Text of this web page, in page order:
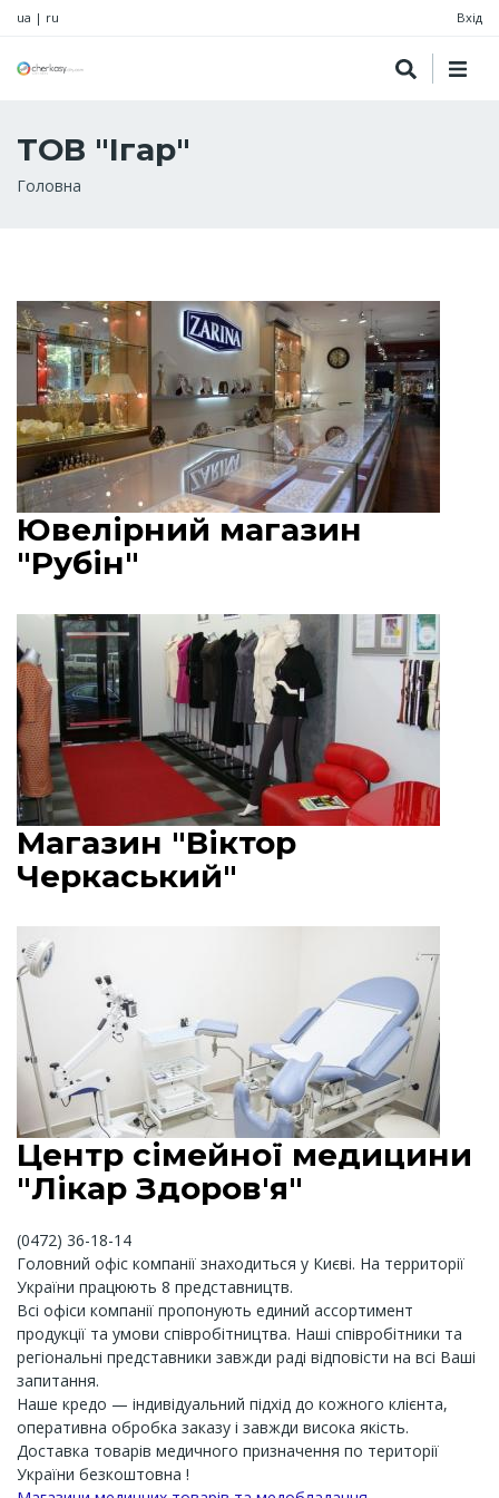
ua | ru Вхід
ТОВ "Ігар"
Рядок
Головна
Ювелірний магазин
"Рубін"
Магазин "Віктор
Черкаський"
Центр сімейної медицини
"Лікар Здоров'я"
(0472) 36-18-14
Головний офіс компанії знаходиться у Києві. На территорії
України працюють 8 представництв.
Всі офіси компанії пропонують единий ассортимент
продукції та умови співробітництва. Наші співробітники та
регіональні представники завжди раді відповісти на всі Ваші
запитання.
Наше кредо — індивідуальний підхід до кожного клієнта,
оперативна обробка заказу і завжди висока якість.
Доставка товарів медичного призначення по території
України безкоштовна !